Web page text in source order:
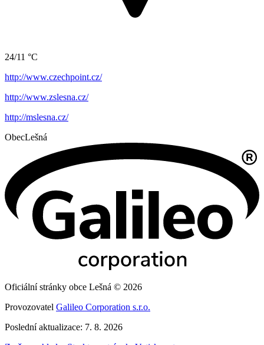
24/11 °C
http://www.czechpoint.cz/
http://www.zslesna.cz/
http://mslesna.cz/
ObecLešná
Oficiální stránky obce Lešná © 2026
Provozovatel Galileo Corporation s.r.o.
Poslední aktualizace: 7. 8. 2026